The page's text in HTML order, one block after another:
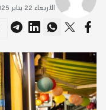
الأربعاء 22 يناير 2025 16:25